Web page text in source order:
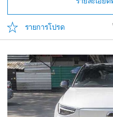
รายการโปรด